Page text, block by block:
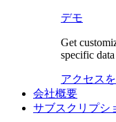
デモ
Get
specific data
アクセス
会社概要
サブスクリプシ